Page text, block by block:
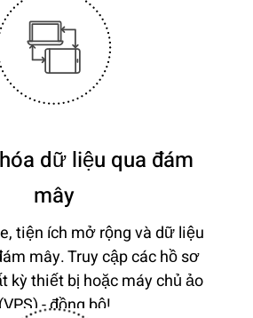
dữ liệu qua đám
mây
tiện ích mở rộng và dữ liệu
mây. Truy cập các hồ sơ
kỳ thiết bị hoặc máy chủ ảo
(VPS) - đồng bộ!